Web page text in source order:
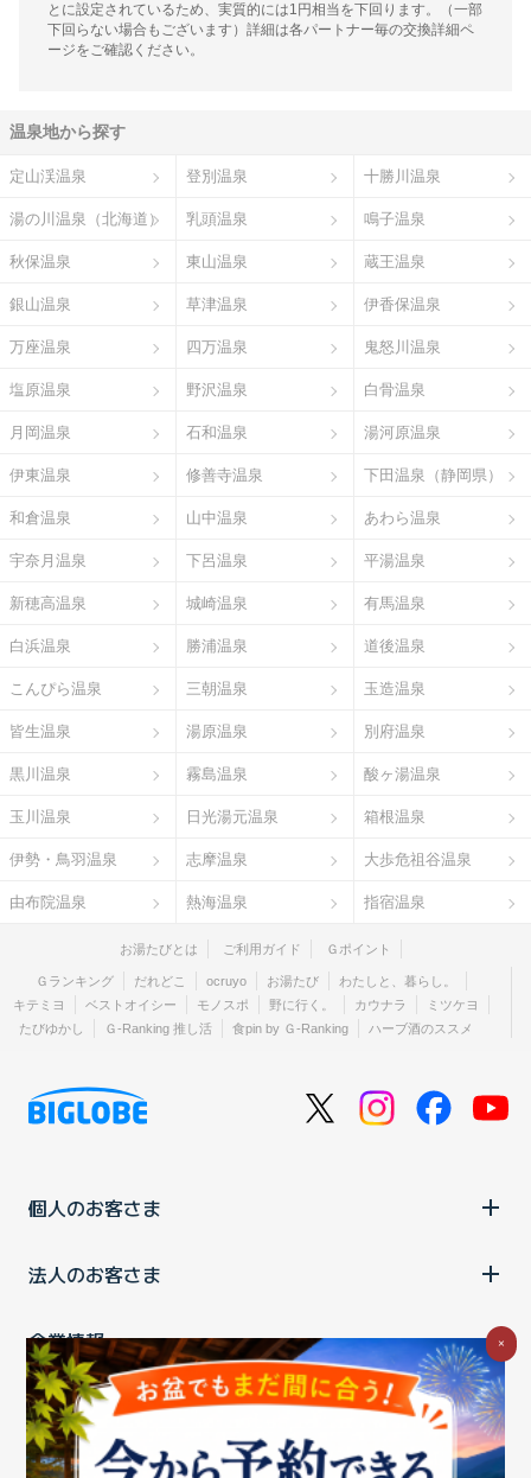
とに設定されているため、実質的には1円相当を下回ります。（一部
下回らない場合もございます）詳細は各パートナー毎の交換詳細ペ
ージをご確認ください。
温泉地から探す
定山渓温泉 登別温泉 十勝川温泉
湯の川温泉（北海道） 乳頭温泉 鳴子温泉
秋保温泉 東山温泉 蔵王温泉
銀山温泉 草津温泉 伊香保温泉
万座温泉 四万温泉 鬼怒川温泉
塩原温泉 野沢温泉 白骨温泉
月岡温泉 石和温泉 湯河原温泉
伊東温泉 修善寺温泉 下田温泉（静岡県）
和倉温泉 山中温泉 あわら温泉
宇奈月温泉 下呂温泉 平湯温泉
新穂高温泉 城崎温泉 有馬温泉
白浜温泉 勝浦温泉 道後温泉
こんぴら温泉 三朝温泉 玉造温泉
皆生温泉 湯原温泉 別府温泉
黒川温泉 霧島温泉 酸ヶ湯温泉
玉川温泉 日光湯元温泉 箱根温泉
伊勢・鳥羽温泉 志摩温泉 大歩危祖谷温泉
由布院温泉 熱海温泉 指宿温泉
お湯たびとは ご利用ガイド Ｇポイント
Ｇランキング だれどこ ocruyo お湯たび
わたしと、暮らし。
キテミヨ
ベストオイシー モノスポ 野に行く。 カウナラ
ミツケヨ
たびゆかし
Ｇ-Ranking 推し活 食pin by Ｇ-Ranking ハーブ酒のススメ
個人のお客さま
法人のお客さま
企業情報
ご利用中の方
×